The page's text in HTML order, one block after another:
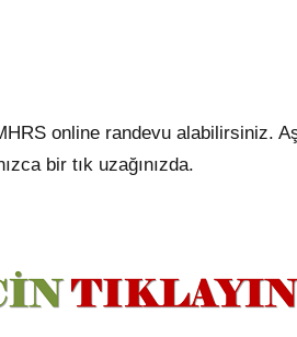
online randevu alabilirsiniz.
bir tık uzağınızda.